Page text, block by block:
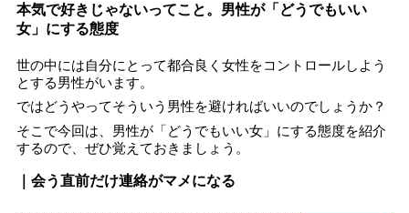
本気で好きじゃないってこと。男性が「どうでもいい
女」にする態度
世の中には自分にとって都合良く女性をコントロールしよう
とする男性がいます。
ではどうやってそういう男性を避ければいいのでしょうか？
そこで今回は、男性が「どうでもいい女」にする態度を紹介
するので、ぜひ覚えておきましょう。
｜会う直前だけ連絡がマメになる